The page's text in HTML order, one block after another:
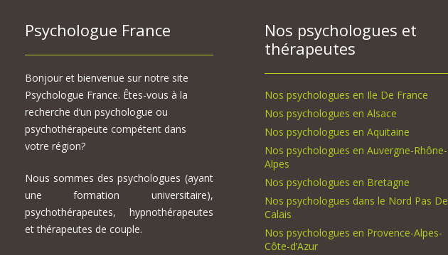
Psychologue France
Bonjour et bienvenue sur notre site
Psychologue France. Êtes-vous à la
recherche d’un psychologue ou
psychothérapeute compétent dans
votre région?
Nous sommes des psychologues (ayant
une formation universitaire),
psychothérapeutes, hypnothérapeutes
et thérapeutes de couple.
Nos psychologues et
thérapeutes
Nos psychologues en Ile De France
Nos psychologues en Alsace
Nos psychologues en Aquitaine
Nos psychologues en Auvergne-Rhône-
Alpes
Nos psychologues en Bretagne
Nos psychologues dans le Nord Pas De
Calais
Nos psychologues en Provence-Alpes-
Côte-d’Azur